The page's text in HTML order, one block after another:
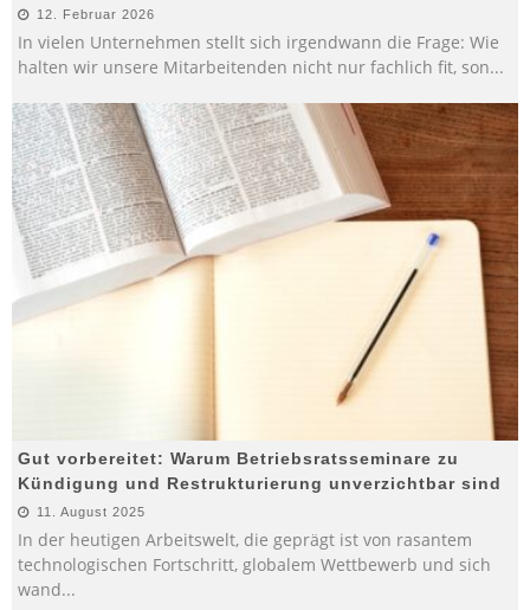
12. Februar 2026
In vielen Unternehmen stellt sich irgendwann die Frage: Wie
halten wir unsere Mitarbeitenden nicht nur fachlich fit, son...
Gut vorbereitet: Warum Betriebsratsseminare zu
Kündigung und Restrukturierung unverzichtbar sind
11. August 2025
In der heutigen Arbeitswelt, die geprägt ist von rasantem
technologischen Fortschritt, globalem Wettbewerb und sich
wand...